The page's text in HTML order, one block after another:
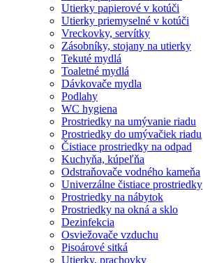
Utierky papierové v kotúči
Utierky priemyselné v kotúči
Vreckovky, servítky
Zásobníky, stojany na utierky
Tekuté mydlá
Toaletné mydlá
Dávkovače mydla
Podlahy
WC hygiena
Prostriedky na umývanie riadu
Prostriedky do umývačiek riadu
Čistiace prostriedky na odpad
Kuchyňa, kúpeľňa
Odstraňovače vodného kameňa
Univerzálne čistiace prostriedky
Prostriedky na nábytok
Prostriedky na okná a sklo
Dezinfekcia
Osviežovače vzduchu
Pisoárové sitká
Utierky, prachovky